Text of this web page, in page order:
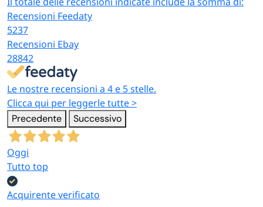
Recensioni Feedaty
5237
Recensioni Ebay
28842
Le nostre recensioni a 4 e 5 stelle.
Clicca qui per leggerle tutte >
Precedente Successivo
Oggi
Tutto top
Acquirente verificato